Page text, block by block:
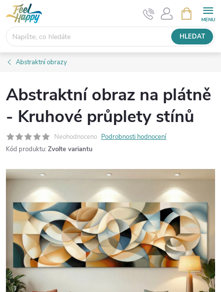
Přejít
na
obsah
HLEDAT
NÁKUPNÍ
KOŠÍK
Abstraktní obrazy
Abstraktní obraz na plátně
- Kruhové průplety stínů
Neohodnoceno Podrobnosti hodnocení
Kód produktu: Zvolte variantu